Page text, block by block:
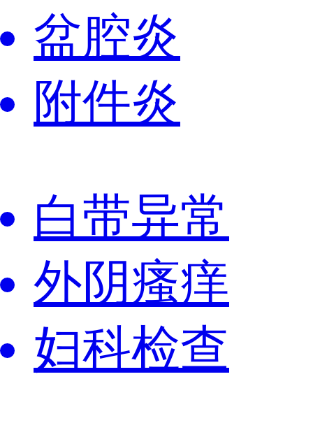
盆腔炎
附件炎
白带异常
外阴瘙痒
妇科检查